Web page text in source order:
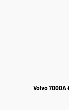
Volvo 7000A